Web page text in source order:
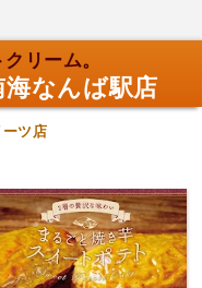
リーム。
なんば駅店
ーツ店